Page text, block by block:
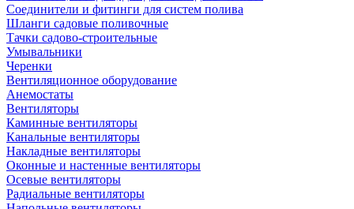
Соединители и фитинги для систем полива
Шланги садовые поливочные
Тачки садово-строительные
Умывальники
Черенки
Вентиляционное оборудование
Анемостаты
Вентиляторы
Каминные вентиляторы
Канальные вентиляторы
Накладные вентиляторы
Оконные и настенные вентиляторы
Осевые вентиляторы
Радиальные вентиляторы